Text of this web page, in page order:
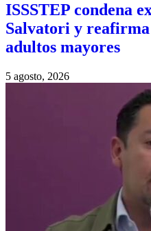
ISSSTEP condena
Salvatori y
adultos mayores
5 agosto, 2026